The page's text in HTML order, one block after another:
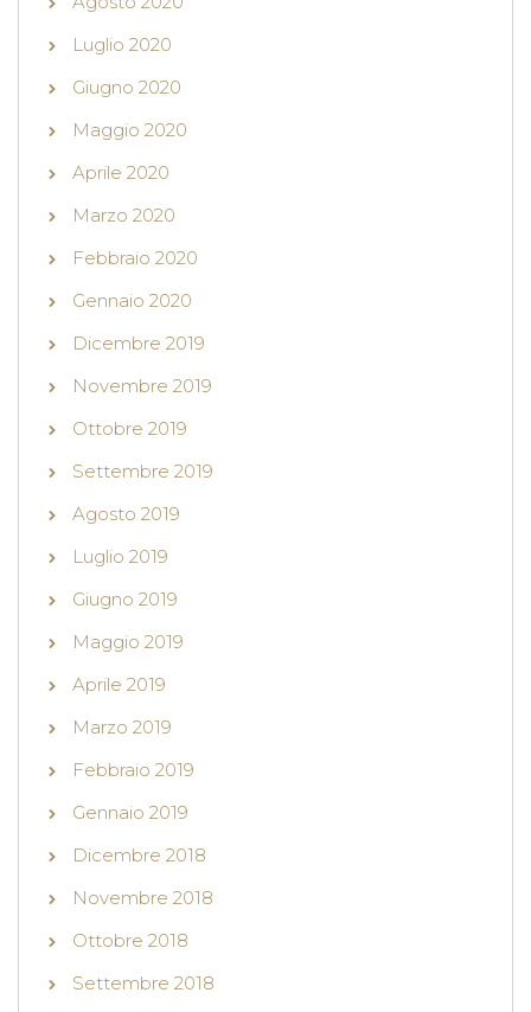
Luglio 2020
Giugno 2020
Maggio 2020
Aprile 2020
Marzo 2020
Febbraio 2020
Gennaio 2020
Dicembre 2019
Novembre 2019
Ottobre 2019
Settembre 2019
Agosto 2019
Luglio 2019
Giugno 2019
Maggio 2019
Aprile 2019
Marzo 2019
Febbraio 2019
Gennaio 2019
Dicembre 2018
Novembre 2018
Ottobre 2018
Settembre 2018